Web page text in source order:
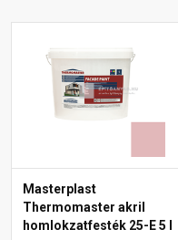
Masterplast
Thermomaster akril
homlokzatfesték 25-E 5 l